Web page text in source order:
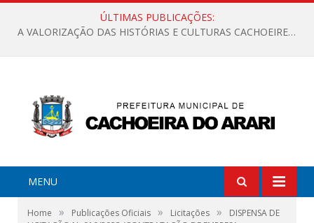
ÚLTIMAS PUBLICAÇÕES:
A VALORIZAÇÃO DAS HISTÓRIAS E CULTURAS CACHOEIRENSES
MENU
Home » Publicações Oficiais » Licitações »
DISPENSA DE